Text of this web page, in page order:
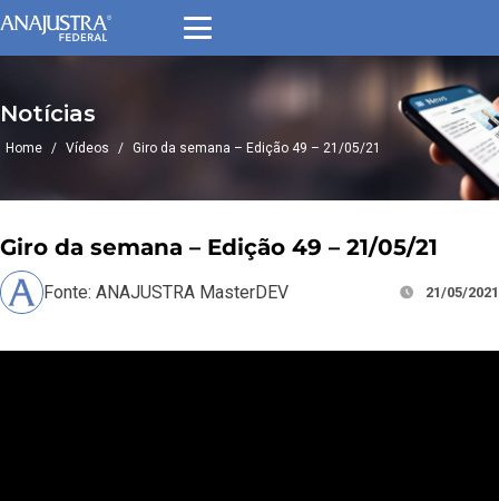
Notícias
Home / Vídeos / Giro da semana – Edição 49 – 21/05/21
Giro da semana – Edição 49 – 21/05/21
Fonte: ANAJUSTRA MasterDEV 21/05/2021